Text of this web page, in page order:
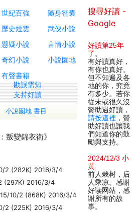
世紀百強
隨身智囊
歷史煙雲
武俠小說
懸疑小說
言情小說
奇幻小說
小說園地
有聲書籍
勘誤需知
支持好讀
小說園地 書目
叛變錦衣衛》
2 (282K) 2016/3/4
(297K) 2016/3/4
10/2 (868K) 2016/3/4
2 (225K) 2016/3/4
搜尋好讀 -
Google
好讀第25年
了 。
有好讀真好，
有你也真好。
但不知遍及各
地的你，究竟
有多少。若你
從未或很久沒
贊助過好讀，
請按這裡 ，贊
助好讀也讓我
們知道你的鼓
勵與支持。
2024/12/3 小
黄
前人栽树，后
人乘凉。感谢
好读网站，感
谢所有的故
事。